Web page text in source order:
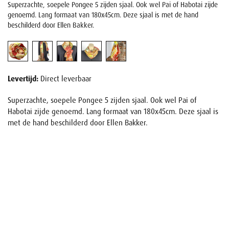
Superzachte, soepele Pongee 5 zijden sjaal. Ook wel Pai of Habotai zijde
genoemd. Lang formaat van 180x45cm. Deze sjaal is met de hand
beschilderd door Ellen Bakker.
Levertijd: Direct leverbaar
Superzachte, soepele Pongee 5 zijden sjaal. Ook wel Pai of
Habotai zijde genoemd. Lang formaat van 180x45cm. Deze sjaal is
met de hand beschilderd door Ellen Bakker.